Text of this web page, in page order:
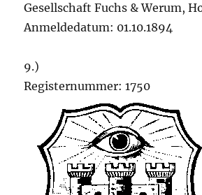
Gesellschaft Fuchs & Werum,
Anmeldedatum: 01.10.1894
9.)
Registernummer: 1750